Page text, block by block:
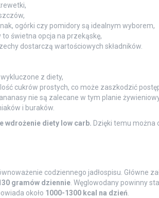
ogórki czy pomidory są idealnym wyborem,
to świetna opcja na przekąskę,
dostarczą wartościowych składników.
z diety,
cukrów prostych, co może zaszkodzić
nie są zalecane w tym planie
i buraków.
wdrożenie diety low carb. Dzięki temu można
codziennego jadłospisu. Główne
gramów dziennie. Węglowodany powinny
około 1000-1300 kcal na dzień